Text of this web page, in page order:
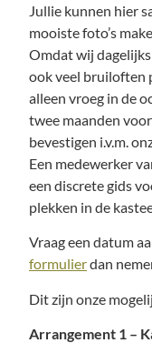
Jullie kunnen hier
mooiste foto’s
Omdat wij
ook veel bruiloften
alleen vroeg in de
twee maanden
bevestigen i.v.m.
Een medewerker
een discrete gids
plekken in de
Vraag een datum
formulierdan
Dit zijn onze
Arrangement 1 –